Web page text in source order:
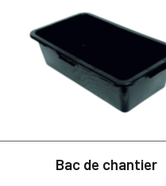
Bac de chantier